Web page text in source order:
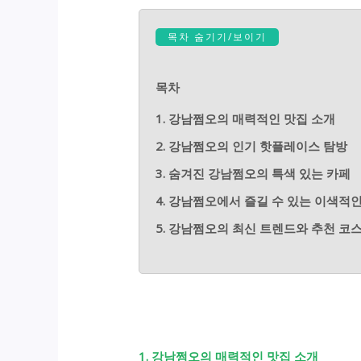
목차 숨기기/보이기
목차
1. 강남쩜오의 매력적인 맛집 소개
2. 강남쩜오의 인기 핫플레이스 탐방
3. 숨겨진 강남쩜오의 특색 있는 카페
4. 강남쩜오에서 즐길 수 있는 이색적
5. 강남쩜오의 최신 트렌드와 추천 코
1. 강남쩜오의 매력적인 맛집 소개